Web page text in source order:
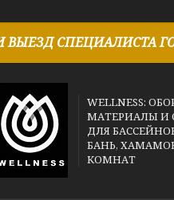
ВЫЕЗД СПЕЦИАЛИСТА
WELLNESS:
МАТЕРИАЛЫ И
ДЛЯ
БАНЬ,
КОМНАТ